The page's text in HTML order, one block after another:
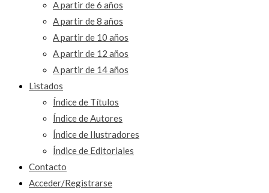
A partir de 6 años
A partir de 8 años
A partir de 10 años
A partir de 12 años
A partir de 14 años
Listados
Índice de Títulos
Índice de Autores
Índice de Ilustradores
Índice de Editoriales
Contacto
Acceder/Registrarse